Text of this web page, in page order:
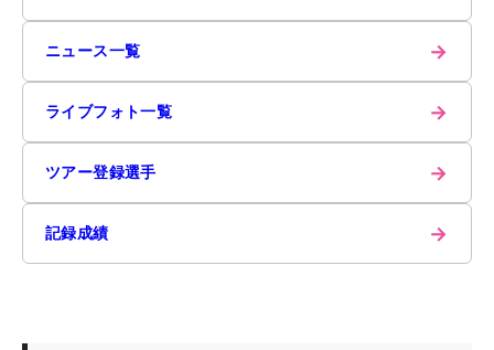
ニュース一覧 →
ライブフォト一覧 →
ツアー登録選手 →
記録成績 →